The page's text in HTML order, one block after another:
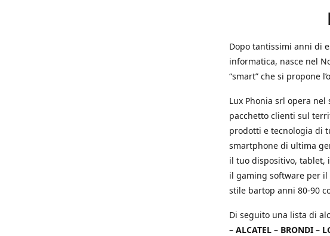
Dopo tantissimi anni di
informatica, nasce nel
“smart” che si propone
Lux Phonia srl opera
pacchetto clienti sul
prodotti e tecnologia di
smartphone di ultima
il tuo dispositivo, tablet,
il gaming software per il
stile bartop anni 80-90
Di seguito una lista di
– ALCATEL – BRONDI –